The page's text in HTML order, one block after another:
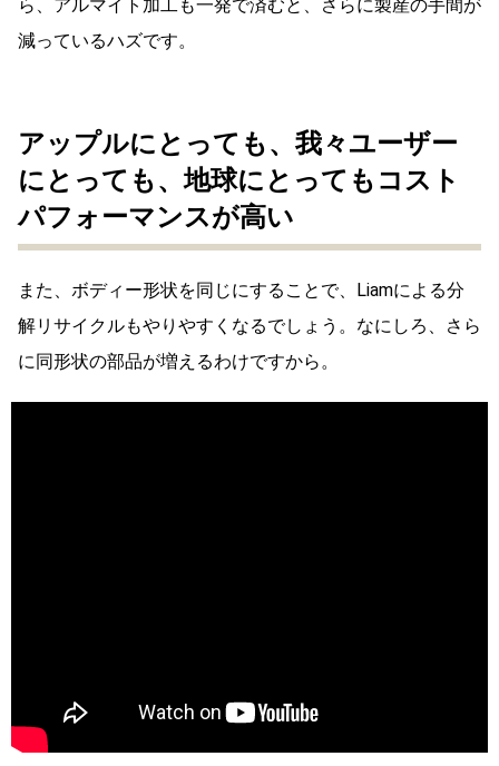
ら、アルマイト加工も一発で済むと、さらに製産の手間が
減っているハズです。
アップルにとっても、我々ユーザー
にとっても、地球にとってもコスト
パフォーマンスが高い
また、ボディー形状を同じにすることで、Liamによる分
解リサイクルもやりやすくなるでしょう。なにしろ、さら
に同形状の部品が増えるわけですから。